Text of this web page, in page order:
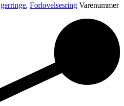
, Forlovelsesring Varenummer